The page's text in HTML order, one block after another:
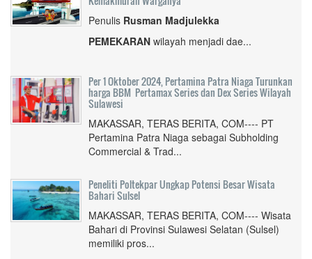
Penulis Rusman Madjulekka
PEMEKARAN wilayah menjadi dae...
Per 1 Oktober 2024, Pertamina Patra Niaga Turunkan
harga BBM Pertamax Series dan Dex Series Wilayah
Sulawesi
MAKASSAR, TERAS BERITA, COM---- PT
Pertamina Patra Niaga sebagai Subholding
Commercial & Trad...
Peneliti Poltekpar Ungkap Potensi Besar Wisata
Bahari Sulsel
MAKASSAR, TERAS BERITA, COM---- Wisata
Bahari di Provinsi Sulawesi Selatan (Sulsel)
memiliki pros...